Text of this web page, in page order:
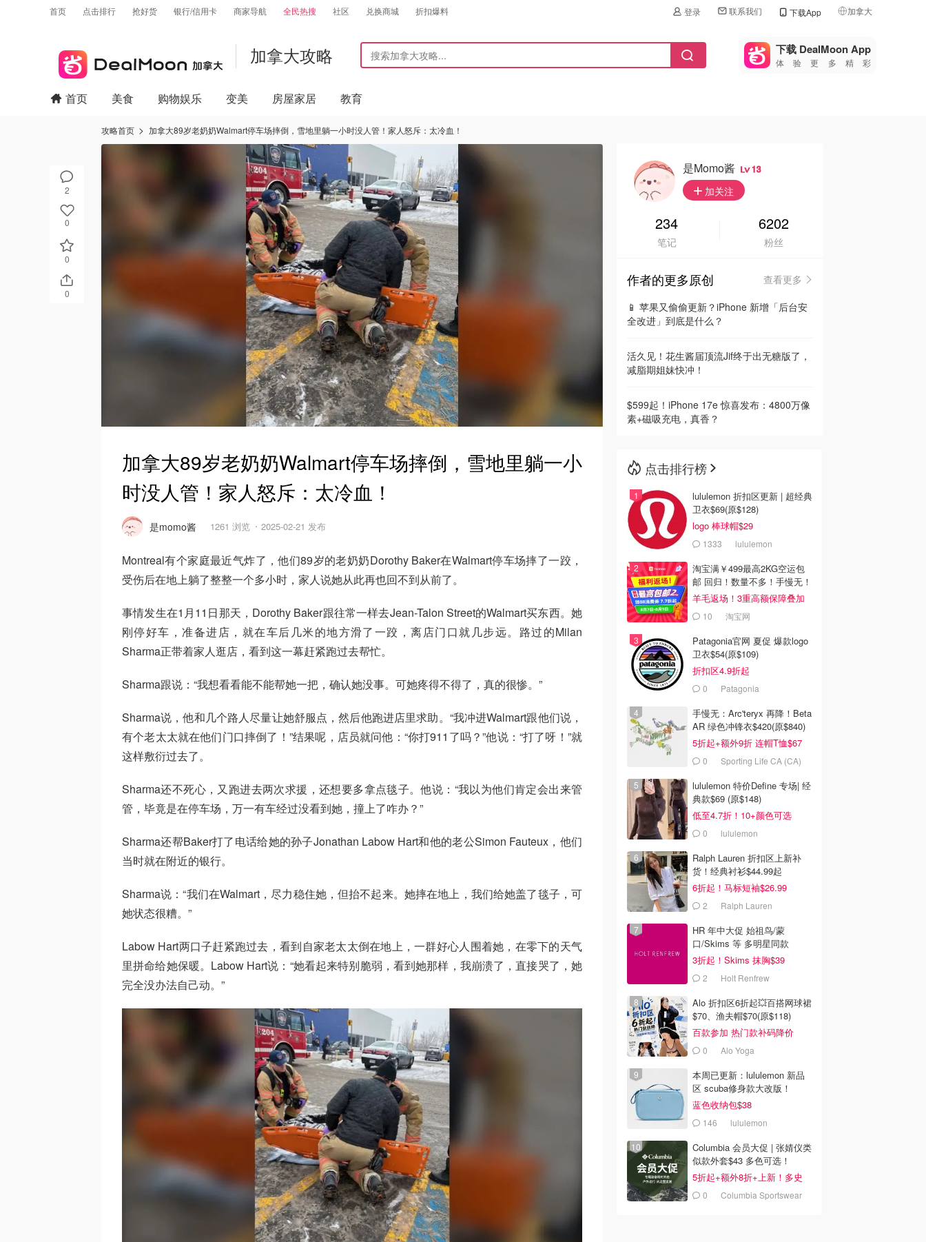
首页 点击排行 抢好货 银行/信用卡 商家导航 全民热搜 社区 兑换商城 折扣爆料 登录 联系我们 下载App 加拿大
🇺🇸
美国
🇨🇳中国
🇮🇹
🇦🇺
🇳🇿新西兰
加拿大攻略 下载 DealMoon App
体验更多精彩
2
0
0
0
首页 美食 购物娱乐 变美 房屋家居 教育
攻略首页 加拿大89岁老奶奶Walmart停车场摔倒，雪地里躺一小时没人管！家人怒斥：太冷血！
加拿大89岁老奶奶Walmart停车场摔倒，雪地里躺一小
时没人管！家人怒斥：太冷血！
是momo酱 1261 浏览 2025-02-21 发布
Montreal有个家庭最近气炸了，他们89岁的老奶奶Dorothy Baker在Walmart停车场摔了一跤，
受伤后在地上躺了整整一个多小时，家人说她从此再也回不到从前了。
事情发生在1月11日那天，Dorothy Baker跟往常一样去Jean-Talon Street的Walmart买东西。她
刚停好车，准备进店，就在车后几米的地方滑了一跤，离店门口就几步远。路过的Milan
Sharma正带着家人逛店，看到这一幕赶紧跑过去帮忙。
Sharma跟说：“我想看看能不能帮她一把，确认她没事。可她疼得不得了，真的很惨。”
Sharma说，他和几个路人尽量让她舒服点，然后他跑进店里求助。“我冲进Walmart跟他们说，
有个老太太就在他们门口摔倒了！”结果呢，店员就问他：“你打911了吗？”他说：“打了呀！”就
这样敷衍过去了。
Sharma还不死心，又跑进去两次求援，还想要多拿点毯子。他说：“我以为他们肯定会出来管
管，毕竟是在停车场，万一有车经过没看到她，撞上了咋办？”
Sharma还帮Baker打了电话给她的孙子Jonathan Labow Hart和他的老公Simon Fauteux，他们
当时就在附近的银行。
Sharma说：“我们在Walmart，尽力稳住她，但抬不起来。她摔在地上，我们给她盖了毯子，可
她状态很糟。”
Labow Hart两口子赶紧跑过去，看到自家老太太倒在地上，一群好心人围着她，在零下的天气
里拼命给她保暖。Labow Hart说：“她看起来特别脆弱，看到她那样，我崩溃了，直接哭了，她
完全没办法自己动。”
是momo酱 13
加关注
234
笔记
6202
粉丝
作者的更多原创
查看更多
📱 苹果又偷偷更新？iPhone 新增「后台安
全改进」到底是什么？
活久见！花生酱届顶流Jif终于出无糖版了，
减脂期姐妹快冲！
$599起！iPhone 17e 惊喜发布：4800万像
素+磁吸充电，真香？
点击排行榜
lululemon 折扣区更新 | 超经典
卫衣$69(原$128)
logo 棒球帽$29
1333 lululemon
淘宝满￥499最高2KG空运包
邮 回归！数量不多！手慢无！
羊毛返场！3重高额保障叠加
10 淘宝网
Patagonia官网 夏促 爆款logo
卫衣$54(原$109)
折扣区4.9折起
0 Patagonia
手慢无：Arc'teryx 再降！Beta
AR 绿色冲锋衣$420(原$840)
5折起+额外9折 连帽T恤$67
0 Sporting Life CA (CA)
lululemon 特价Define 专场| 经
典款$69 (原$148)
低至4.7折！10+颜色可选
0 lululemon
Ralph Lauren 折扣区上新补
货！经典衬衫$44.99起
6折起！马标短袖$26.99
2 Ralph Lauren
HR 年中大促 始祖鸟/蒙
口/Skims 等 多明星同款
3折起！Skims 抹胸$39
2 Holt Renfrew
Alo 折扣区6折起💥百搭网球裙
$70、渔夫帽$70(原$118)
百款参加 热门款补码降价
0 Alo Yoga
本周已更新：lululemon 新品
区 scuba修身款大改版！
蓝色收纳包$38
146 lululemon
Columbia 会员大促 | 张婧仪类
似款外套$43 多色可选！
5折起+额外8折+上新！多史
低！0
Columbia Sportswear